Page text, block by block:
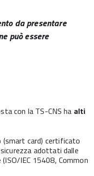
da presentare
può essere
con la TS-CNS ha alti
card) certificato
adottati dalle
IEC 15408, Common